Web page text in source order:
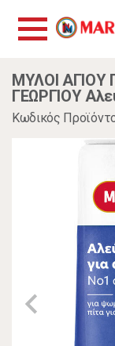
ΜΥΛΟΙ ΑΓΙΟΥ
ΓΕΩΡΓΙΟΥ
Κωδικός